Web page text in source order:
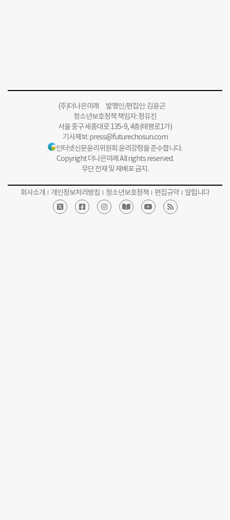
(주)더나은미래 발행인/편집인: 김윤곤
청소년보호정책 책임자: 정유진
서울 중구 세종대로 135-9, 4층(태평로1가)
기사제보:press@futurechosun.com
인터넷신문윤리위원회 윤리강령을 준수합니다.
Copyright 더나은미래 All rights reserved.
무단 전재 및 재배포 금지.
회사소개 개인정보처리방침 청소년보호정책 편집규약 알립니다